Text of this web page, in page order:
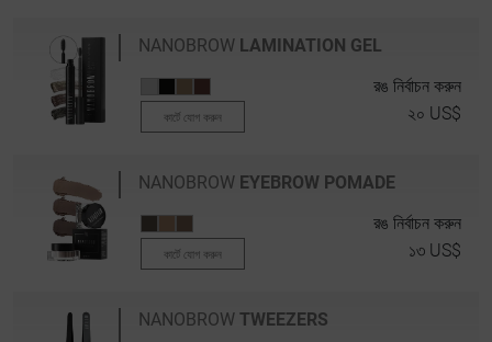
NANOBROW LAMINATION GEL
রঙ নির্বাচন করুন
কার্টে যোগ করুন ২০ US$
NANOBROW EYEBROW POMADE
রঙ নির্বাচন করুন
কার্টে যোগ করুন ১৩ US$
NANOBROW TWEEZERS